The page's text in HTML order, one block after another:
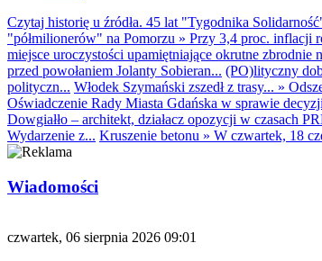
Czytaj historię u źródła. 45 lat "Tygodnika
"półmilionerów" na Pomorzu » Przy 3,4 proc. inflacji
miejsce uroczystości upamiętniające okrutne zbrodnie
przed powołaniem Jolanty Sobieran... (PO)lityczny
polityczn... Włodek Szymański zszedł z trasy... »
Oświadczenie Rady Miasta Gdańska w sprawie
Dowgiałło – architekt, działacz opozycji w czasach
Wydarzenie z... Kruszenie betonu » W czwartek, 18
Wiadomości
czwartek, 06 sierpnia 2026 09:01